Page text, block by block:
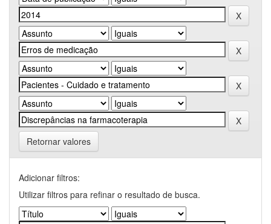
Retornar valores
Adicionar filtros:
Utilizar filtros para refinar o resultado de busca.